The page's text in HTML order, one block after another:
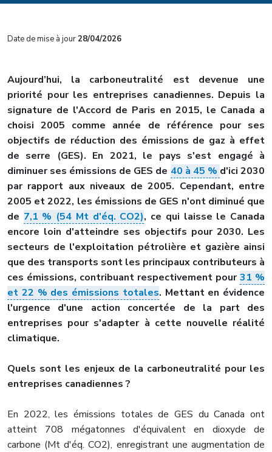
Date de mise à jour28/04/2026
Aujourd’hui, la carboneutralité est devenue une
priorité pour les entreprises canadiennes. Depuis la
signature de l'Accord de Paris en 2015, le Canada a
choisi 2005 comme année de référence pour ses
objectifs de réduction des émissions de gaz à effet
de serre (GES). En 2021, le pays s'est engagé à
diminuer ses émissions de GES de 40 à 45 % d'ici 2030
par rapport aux niveaux de 2005. Cependant, entre
2005 et 2022, les émissions de GES n'ont diminué que
de 7,1 % (54 Mt d'éq. CO2), ce qui laisse le Canada
encore loin d'atteindre ses objectifs pour 2030. Les
secteurs de l'exploitation pétrolière et gazière ainsi
que des transports sont les principaux contributeurs à
ces émissions, contribuant respectivement pour31 %
et 22 % des émissions totales. Mettant en évidence
l'urgence d'une action concertée de la part des
entreprises pour s'adapter à cette nouvelle réalité
climatique.
Quels sont les enjeux de la carboneutralité pour les
entreprises canadiennes ?
En 2022, les émissions totales de GES du Canada ont
atteint 708 mégatonnes d'équivalent en dioxyde de
carbone (Mt d'éq. CO2), enregistrant une augmentation de